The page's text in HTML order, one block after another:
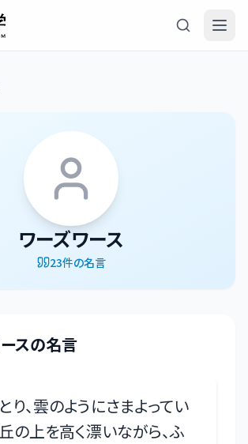
ワーズワース
23件の名言
スの名言
り、雲のようにさまよってい
の上を高く漂いながら、ふ